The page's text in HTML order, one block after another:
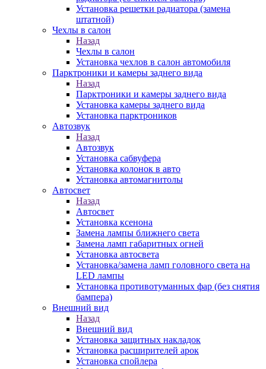
Установка решетки радиатора (замена
штатной)
Чехлы в салон
Назад
Чехлы в салон
Установка чехлов в салон автомобиля
Парктроники и камеры заднего вида
Назад
Парктроники и камеры заднего вида
Установка камеры заднего вида
Установка парктроников
Автозвук
Назад
Автозвук
Установка сабвуфера
Установка колонок в авто
Установка автомагнитолы
Автосвет
Назад
Автосвет
Установка ксенона
Замена лампы ближнего света
Замена ламп габаритных огней
Установка автосвета
Установка/замена ламп головного света на
LED лампы
Установка противотуманных фар (без снятия
бампера)
Внешний вид
Назад
Внешний вид
Установка защитных накладок
Установка расширителей арок
Установка спойлера